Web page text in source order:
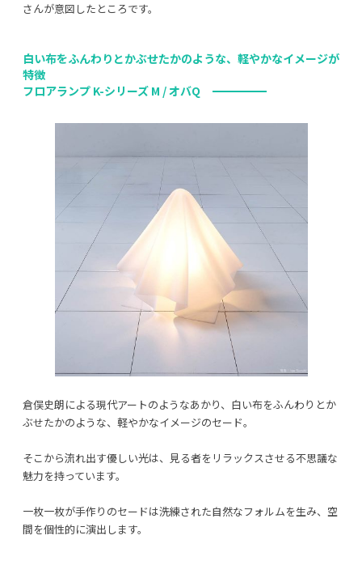
さんが意図したところです。
白い布をふんわりとかぶせたかのような、軽やかなイメージが
特徴
フロアランプ K-シリーズ M / オバQ
倉俣史朗による現代アートのようなあかり、白い布をふんわりとか
ぶせたかのような、軽やかなイメージのセード。
そこから流れ出す優しい光は、見る者をリラックスさせる不思議な
魅力を持っています。
一枚一枚が手作りのセードは洗練された自然なフォルムを生み、空
間を個性的に演出します。